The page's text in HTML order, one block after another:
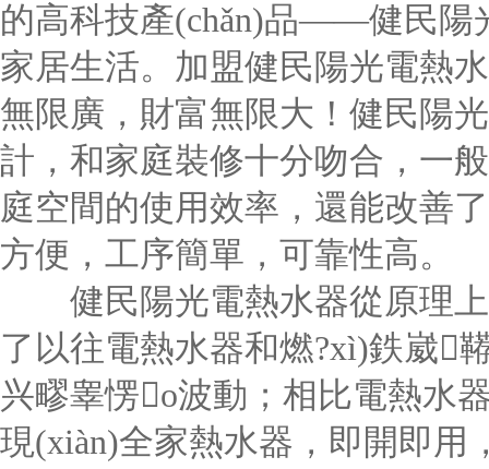
的高科技產(chǎn)品——健民陽
家居生活。加盟健民陽光電熱
無限廣，財富無限大！健民陽
計，和家庭裝修十分吻合，一
庭空間的使用效率，還能改善
方便，工序簡單，可靠性高。
健民陽光電熱水器從原理上
了以往電熱水器和燃?xì)鉄崴
兴疁睾愣o波動；相比電熱水
現(xiàn)全家熱水器，即開即用